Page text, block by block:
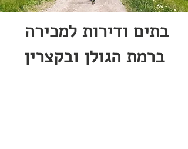
ברמת הגולן ובקצרין